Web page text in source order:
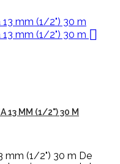

13 MM (1/2") 30 M
mm (1/2") 30 m De